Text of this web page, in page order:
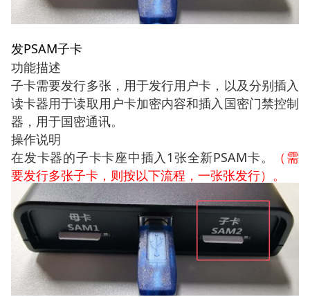
发PSAM子卡
功能描述
子卡需要发行多张，用于发行用户卡，以及分别插入
读卡器用于读取用户卡加密内容和插入国密门禁控制
器，用于国密通讯。
操作说明
在发卡器的子卡卡座中插入 1张全新PSAM卡。
（需
要发行多张子卡，则按以下流程，一张张发行）。